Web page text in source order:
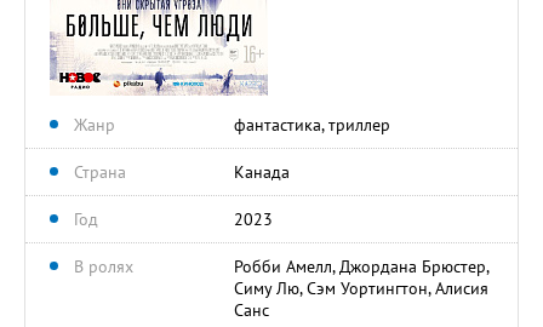
Жанр фантастика, триллер
Страна Канада
Год 2023
В ролях
Робби Амелл, Джордана Брюстер,
Симу Лю, Сэм Уортингтон, Алисия
Санс